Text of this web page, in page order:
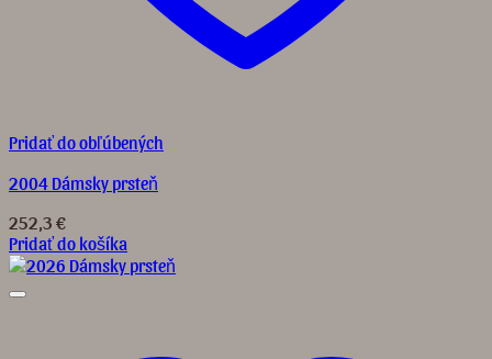
Pridať do obľúbených
2004 Dámsky prsteň
252,3 €
Pridať do košíka